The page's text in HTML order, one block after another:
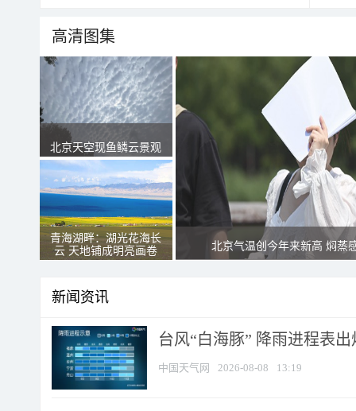
高清图集
北京天空现鱼鳞云景观
青海湖畔：湖光花海长
云 天地铺成明亮画卷
北京气温创今年来新高 焖蒸
新闻资讯
台风“白海豚” 降雨进程表
中国天气网 2026-08-08 13:19